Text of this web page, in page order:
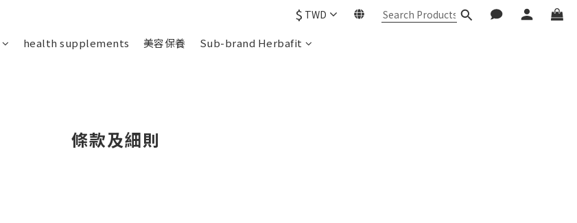
$ TWD
health supplements 美容保養
Sub-brand Herbafit
條款及細則